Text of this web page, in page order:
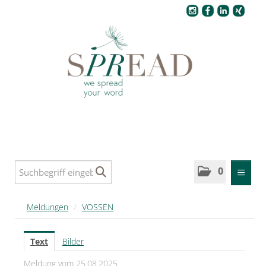
0
MELDUNGEN
SPREAD
SPREAD Medleys für Deutschland
Meldungen / VOSSEN
Text
Bilder
Meldung vom 25.08.2025